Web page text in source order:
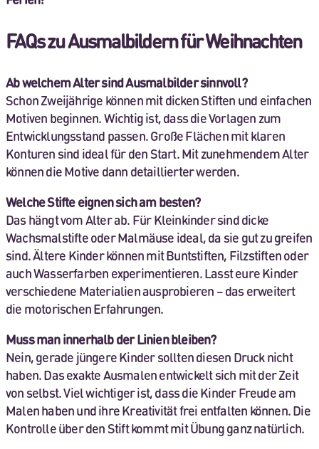
FAQs zu Ausmalbildern für Weihnachten
Ab welchem Alter sind Ausmalbilder sinnvoll?
Schon Zweijährige können mit dicken Stiften und einfachen
Motiven beginnen. Wichtig ist, dass die Vorlagen zum
Entwicklungsstand passen. Große Flächen mit klaren
Konturen sind ideal für den Start. Mit zunehmendem Alter
können die Motive dann detaillierter werden.
Welche Stifte eignen sich am besten?
Das hängt vom Alter ab. Für Kleinkinder sind dicke
Wachsmalstifte oder Malmäuse ideal, da sie gut zu greifen
sind. Ältere Kinder können mit Buntstiften, Filzstiften oder
auch Wasserfarben experimentieren. Lasst eure Kinder
verschiedene Materialien ausprobieren – das erweitert
die motorischen Erfahrungen.
Muss man innerhalb der Linien bleiben?
Nein, gerade jüngere Kinder sollten diesen Druck nicht
haben. Das exakte Ausmalen entwickelt sich mit der Zeit
von selbst. Viel wichtiger ist, dass die Kinder Freude am
Malen haben und ihre Kreativität frei entfalten können. Die
Kontrolle über den Stift kommt mit Übung ganz natürlich.